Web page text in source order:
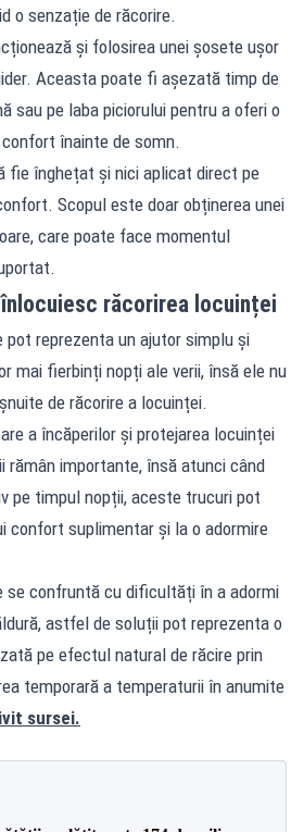
o senzație de răcorire.
și folosirea unei șosete ușor
Aceasta poate fi așezată timp de
sau pe laba piciorului pentru a oferi o
înainte de somn.
fie înghețat și nici aplicat direct pe
Scopul este doar obținerea unei
care poate face momentul
răcorirea locuinței
pot reprezenta un ajutor simplu și
mai fierbinți nopți ale verii, însă ele nu
de răcorire a locuinței.
a încăperilor și protejarea locuinței
rămân importante, însă atunci când
pe timpul nopții, aceste trucuri pot
confort suplimentar și la o adormire
se confruntă cu dificultăți în a adormi
astfel de soluții pot reprezenta o
pe efectul natural de răcire prin
temporară a temperaturii în anumite
sursei.